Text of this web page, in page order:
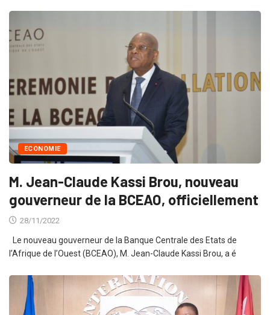
ECONOMIE
M. Jean-Claude Kassi Brou, nouveau
gouverneur de la BCEAO, officiellement
28/11/2022
Le nouveau gouverneur de la Banque Centrale des Etats de
l’Afrique de l’Ouest (BCEAO), M. Jean-Claude Kassi Brou, a é